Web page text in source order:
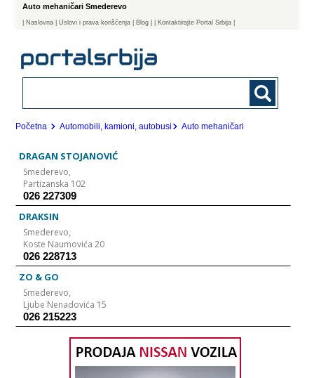
Auto mehaničari Smederevo
Naslovna | Uslovi i prava korišćenja Blog | Kontaktirajte Portal Srbija |
Početna Automobili, kamioni, autobusi Auto mehaničari
DRAGAN STOJANOVIĆ
Smederevo,
Partizanska 102
026 227309
DRAKSIN
Smederevo,
Koste Naumovića 20
026 228713
ZO & GO
Smederevo,
Ljube Nenadovića 15
026 215223